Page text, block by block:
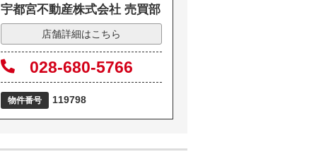
宇都宮不動産株式会社 売買部
店舗詳細はこちら
028-680-5766
物件番号 119798